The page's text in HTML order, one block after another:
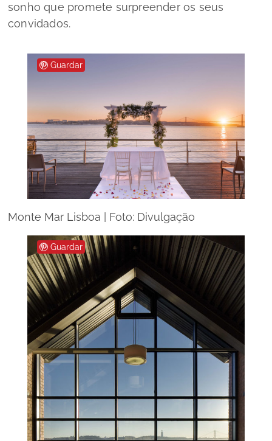
sonho que promete surpreender os seus
convidados.
Guardar
Monte Mar Lisboa | Foto: Divulgação
Guardar